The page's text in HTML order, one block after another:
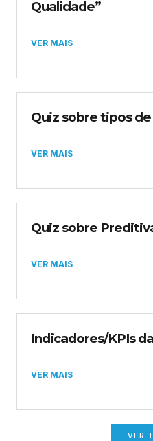
Qualidade”
VER MAIS
Quiz sobre tipos
VER MAIS
Quiz sobre
VER MAIS
Indicadores/KPIs
VER MAIS
VER